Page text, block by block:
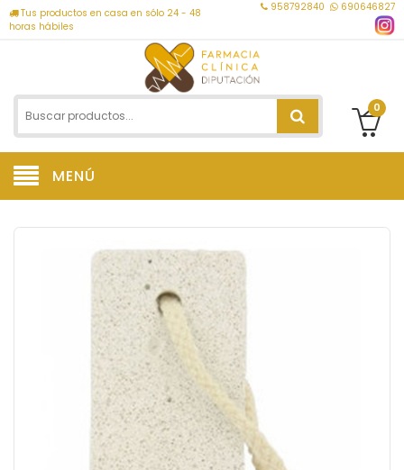
Tus productos en casa en sólo 24 - 48
horas hábiles
958792840 690646827
0
MENÚ